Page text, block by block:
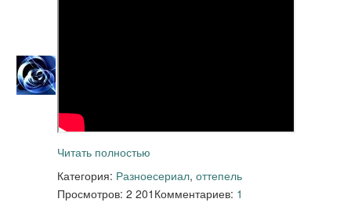
Читать полностью
Категория: Разноесериал, оттепель
Просмотров: 2 201 Комментариев: 1